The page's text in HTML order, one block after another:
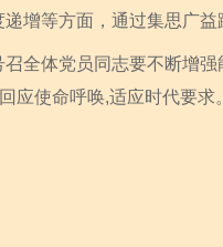
增等方面，通过集思广
体党员同志要不断增强
应使命呼唤,适应时代要求